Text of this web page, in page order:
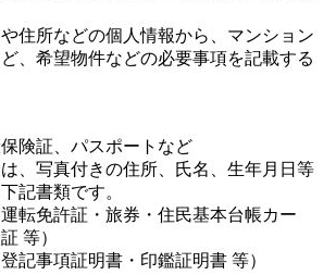
住所などの個人情報から、マンション
、希望物件などの必要事項を記載する
険証、パスポートなど
、写真付きの住所、氏名、生年月日等
記書類です。
転免許証・旅券・住民基本台帳カー
等）
記事項証明書・印鑑証明書 等）